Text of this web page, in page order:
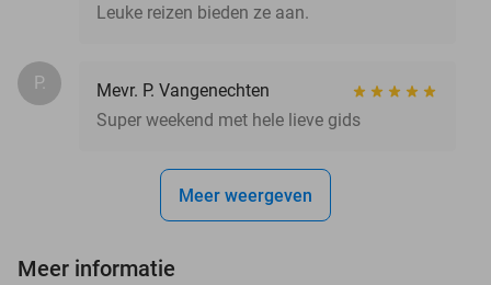
Leuke reizen bieden ze aan.
P.
Mevr. P. Vangenechten
Super weekend met hele lieve gids
Meer weergeven
Meer informatie